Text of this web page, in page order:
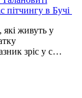
пітчингу в Бучі
які живуть у
зріс у с…